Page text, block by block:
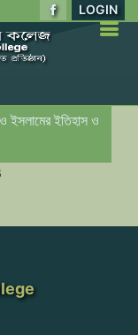
LOGIN
ইসলামের ইতিহাস ও